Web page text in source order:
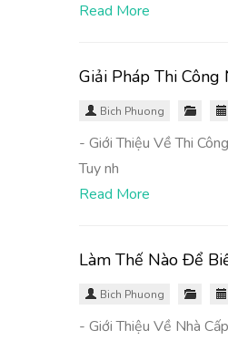
Read More
Giải Pháp Thi Công
Bich Phuong
- Giới Thiệu Về Thi
Tuy nh
Read More
Làm Thế Nào Để
Bich Phuong
- Giới Thiệu Về Nhà